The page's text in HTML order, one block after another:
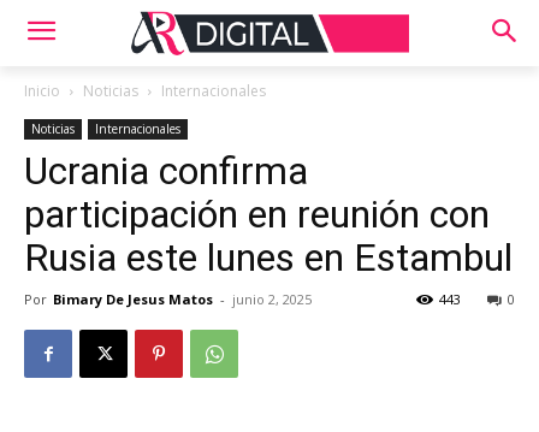
Inicio Noticias Internacionales
Noticias Internacionales
Ucrania confirma
participación en reunión con
Rusia este lunes en Estambul
Por Bimary De Jesus Matos - junio 2, 2025 0
443